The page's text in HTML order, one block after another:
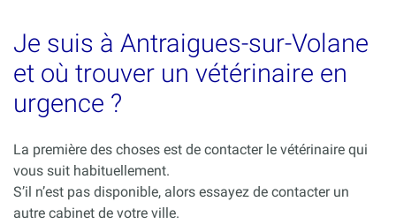
Je suis à Antraigues-sur-Volane
et où trouver un vétérinaire en
urgence ?
La première des choses est de contacter le vétérinaire qui
vous suit habituellement.
S’il n’est pas disponible, alors essayez de contacter un
autre cabinet de votre ville.